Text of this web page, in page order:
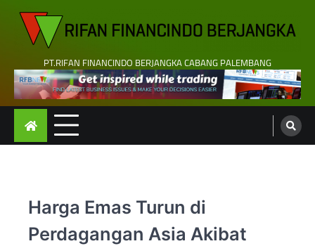
content
PT.RIFAN FINANCINDO BERJANGKA CABANG PALEMBANG
Harga Emas Turun di
Perdagangan Asia Akibat